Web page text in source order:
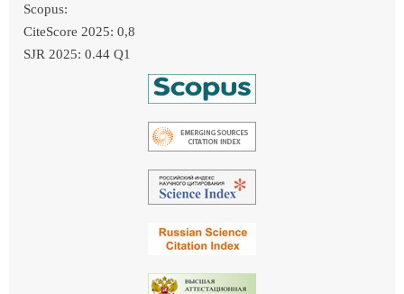
Scopus:
CiteScore 2025: 0,8
SJR 2025: 0.44 Q1